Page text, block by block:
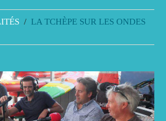
LA TCHÈPE SUR LES ONDES